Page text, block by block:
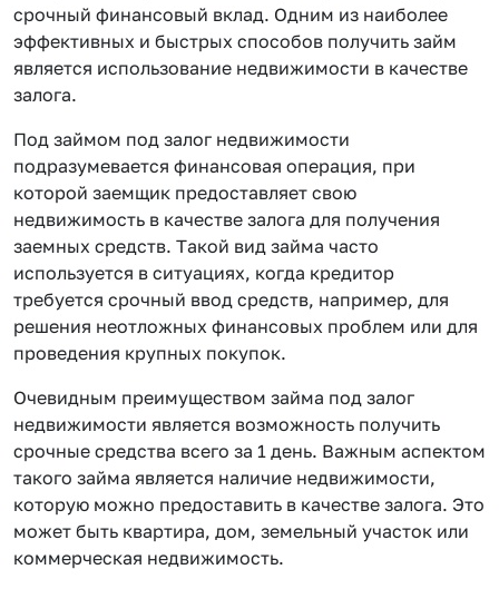
срочный финансовый вклад. Одним из наиболее
эффективных и быстрых способов получить займ
является использование недвижимости в качестве
залога.
Под займом под залог недвижимости
подразумевается финансовая операция, при
которой заемщик предоставляет свою
недвижимость в качестве залога для получения
заемных средств. Такой вид займа часто
используется в ситуациях, когда кредитор
требуется срочный ввод средств, например, для
решения неотложных финансовых проблем или для
проведения крупных покупок.
Очевидным преимуществом займа под залог
недвижимости является возможность получить
срочные средства всего за 1 день. Важным аспектом
такого займа является наличие недвижимости,
которую можно предоставить в качестве залога. Это
может быть квартира, дом, земельный участок или
коммерческая недвижимость.